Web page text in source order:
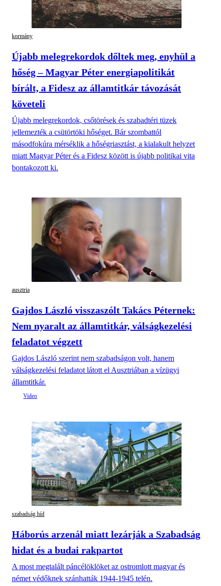
kormány
Újabb melegrekordok dőltek meg, enyhül a
hőség – Magyar Péter energiapolitikát
bírált, a Fidesz az államtitkár távozását
követeli
Újabb melegrekordok, csőtörések és szabadtéri tüzek
jellemezték a csütörtöki hőséget. Bár szombattól
másodfokúra mérséklik a hőségriasztást, a kialakult helyzet
miatt Magyar Péter és a Fidesz között is újabb politikai vita
bontakozott ki.
ausztria
Gajdos László visszaszólt Takács Péternek:
Nem nyaralt az államtitkár, válságkezelési
feladatot végzett
Gajdos László szerint nem szabadságon volt, hanem
válságkezelési feladatot látott el Ausztriában a vízügyi
államtitkár.
szabadság híd
Háborús arzenál miatt lezárják a Szabadság
hidat és a budai rakpartot
A most megtalált páncélöklöket az ostromlott magyar és
német védőknek szánhatták 1944-1945 telén.